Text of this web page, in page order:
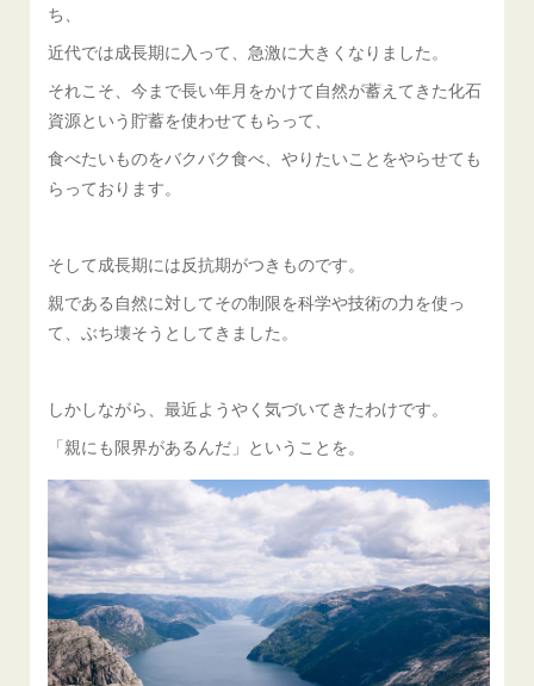
ち、
近代では成長期に入って、急激に大きくなりました。
それこそ、今まで長い年月をかけて自然が蓄えてきた化石
資源という貯蓄を使わせてもらって、
食べたいものをバクバク食べ、やりたいことをやらせても
らっております。
そして成長期には反抗期がつきものです。
親である自然に対してその制限を科学や技術の力を使っ
て、ぶち壊そうとしてきました。
しかしながら、最近ようやく気づいてきたわけです。
「親にも限界があるんだ」ということを。